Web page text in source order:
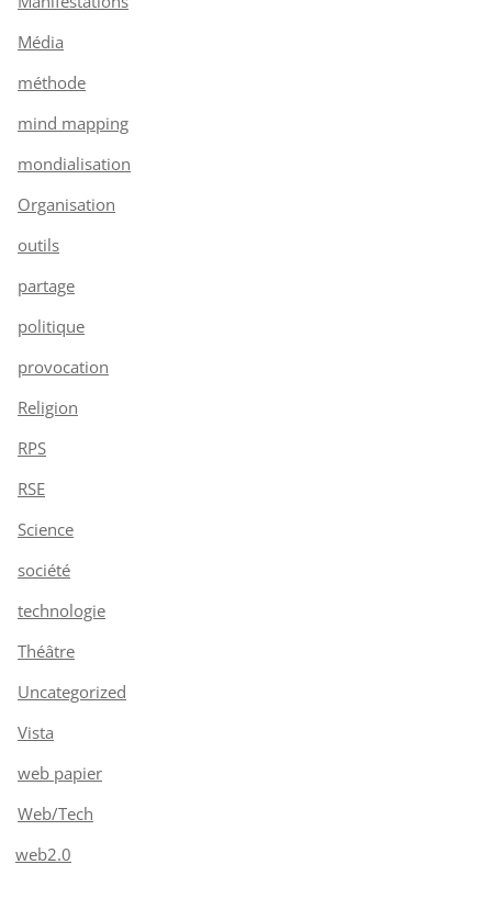
Média
méthode
mind mapping
mondialisation
Organisation
outils
partage
politique
provocation
Religion
RPS
RSE
Science
société
technologie
Théâtre
Uncategorized
Vista
web papier
Web/Tech
web2.0